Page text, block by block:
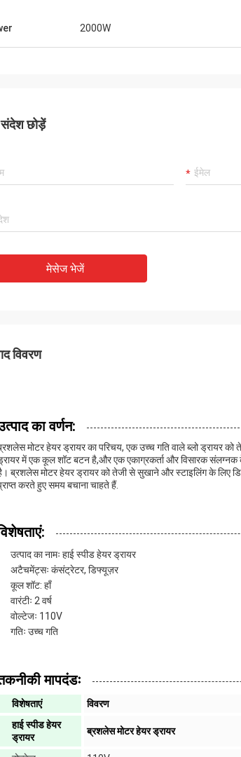
2000W
छोड़ें
मेसेज भेजें
विवरण
का वर्णन:
मोटर हेयर ड्रायर का परिचय, एक उच्च गति वाले ब्लो ड्रायर
में एक कूल शॉट बटन है,और एक एकाग्रकर्ता और विसारक
ब्रशलेस मोटर हेयर ड्रायर को तेजी से सुखाने और स्टाइलिंग के लिए
करते हुए समय बचाना चाहते हैं.
उत्पाद का नामः हाई स्पीड हेयर ड्रायर
अटैचमेंट्सः कंसंट्रेटर, डिफ्यूज़र
कूल शॉट: हाँ
वारंटीः 2 वर्ष
वोल्टेजः 110V
गतिः उच्च गति
मापदंडः
विशेषताएं
विवरण
हाई स्पीड हेयर
ड्रायर
ब्रशलेस मोटर हेयर ड्रायर